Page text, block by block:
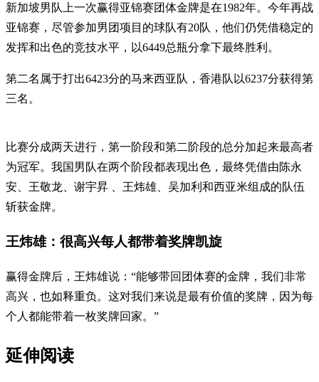
新加坡男队上一次赢得亚锦赛团体金牌是在1982年。今年再战
亚锦赛，尽管参加男团项目的球队有20队，他们仍凭借稳定的
发挥和出色的竞技水平，以6449总瓶分拿下最终胜利。
第二名属于打出6423分的马来西亚队，香港队以6237分获得第
三名。
比赛分成两天进行，第一阶段和第二阶段的总分加起来最高者
为冠军。我国男队在两个阶段都表现出色，最终凭借由陈永
安、王敬龙、谢宇昇 、王炜雄、吴加利和西亚米组成的队伍
斩获金牌。
王炜雄：很高兴每人都带着奖牌凯旋
赢得金牌后，王炜雄说：“能够带回团体赛的金牌，我们非常
高兴，也如释重负。这对我们来说是最有价值的奖牌，因为每
个人都能带着一枚奖牌回家。”
延伸阅读